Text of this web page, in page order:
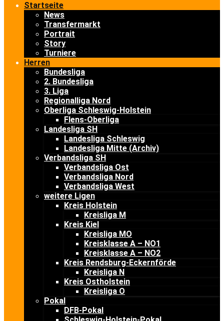
Startseite
News
Transfermarkt
Portrait
Story
Turniere
Herren
Bundesliga
2. Bundesliga
3. Liga
Regionalliga Nord
Oberliga Schleswig-Holstein
Flens-Oberliga
Landesliga SH
Landesliga Schleswig
Landesliga Mitte (Archiv)
Verbandsliga SH
Verbandsliga Ost
Verbandsliga Nord
Verbandsliga West
weitere Ligen
Kreis Holstein
Kreisliga M
Kreis Kiel
Kreisliga MO
Kreisklasse A – NO1
Kreisklasse A – NO2
Kreis Rendsburg-Eckernförde
Kreisliga N
Kreis Ostholstein
Kreisliga O
Pokal
DFB-Pokal